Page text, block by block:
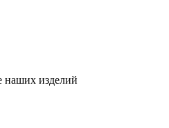
наших изделий